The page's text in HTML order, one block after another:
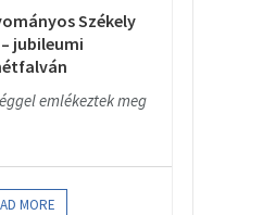
Székely
jubileumi
emlékeztek meg
MORE